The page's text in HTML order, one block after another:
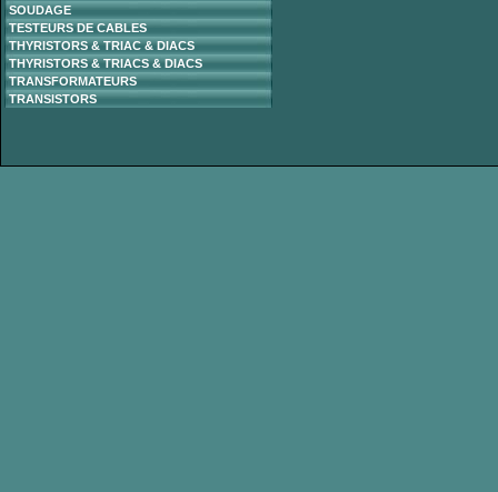
SOUDAGE
TESTEURS DE CABLES
THYRISTORS & TRIAC & DIACS
THYRISTORS & TRIACS & DIACS
TRANSFORMATEURS
TRANSISTORS